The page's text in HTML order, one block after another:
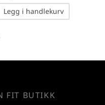
Legg i handlekurv
FIT BUTIKK